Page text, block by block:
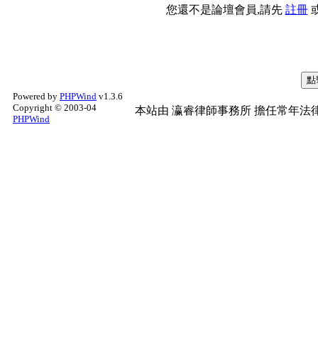
您還不是論壇會員,請先 註冊
Powered by PHPWind v1.3.6
Copyright © 2003-04
PHPWind
本站由 瀛睿律師事務所 擔任常年法